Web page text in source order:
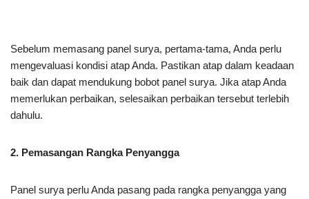
Sebelum memasang panel surya, pertama-tama, Anda perlu
mengevaluasi kondisi atap Anda. Pastikan atap dalam keadaan
baik dan dapat mendukung bobot panel surya. Jika atap Anda
memerlukan perbaikan, selesaikan perbaikan tersebut terlebih
dahulu.
2. Pemasangan Rangka Penyangga
Panel surya perlu Anda pasang pada rangka penyangga yang